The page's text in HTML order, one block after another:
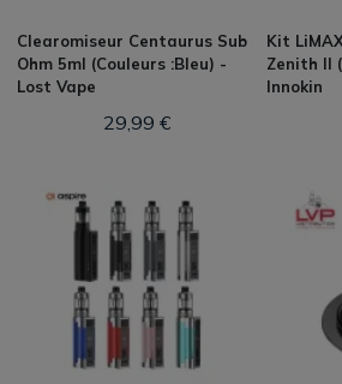
Clearomiseur Centaurus Sub
Ohm 5ml (Couleurs :Bleu) -
Lost Vape
29,99 €
Kit
Zenith II
Innokin